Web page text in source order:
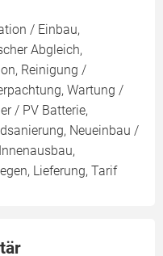
/ Einbau,
Abgleich,
Reinigung /
Wartung /
/ PV Batterie,
Neueinbau /
Lieferung, Tarif